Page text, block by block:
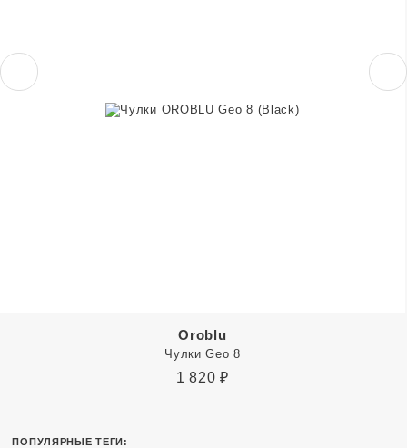
Oroblu
Чулки Geo 8
1 820 ₽
ПОПУЛЯРНЫЕ ТЕГИ: